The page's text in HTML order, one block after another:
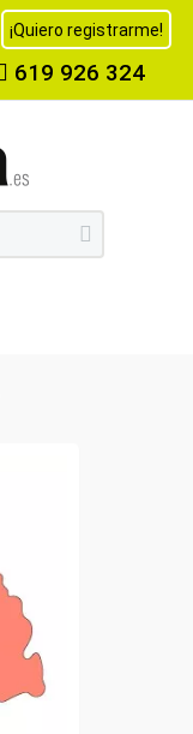
¡Quiero registrarme!
619 926 324